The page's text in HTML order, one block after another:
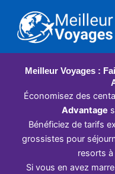
contenu
Meilleur Voyages :
Économisez des
Advantage
Bénéficiez de tarifs
grossistes pour
resorts
Si vous en avez